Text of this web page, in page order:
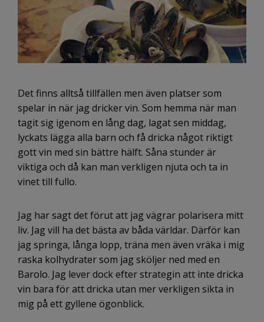
Det finns alltså tillfällen men även platser som
spelar in när jag dricker vin. Som hemma när man
tagit sig igenom en lång dag, lagat sen middag,
lyckats lägga alla barn och få dricka något riktigt
gott vin med sin bättre hälft. Såna stunder är
viktiga och då kan man verkligen njuta och ta in
vinet till fullo.
Jag har sagt det förut att jag vägrar polarisera mitt
liv. Jag vill ha det bästa av båda världar. Därför kan
jag springa, långa lopp, träna men även vräka i mig
raska kolhydrater som jag sköljer ned med en
Barolo. Jag lever dock efter strategin att inte dricka
vin bara för att dricka utan mer verkligen sikta in
mig på ett gyllene ögonblick.